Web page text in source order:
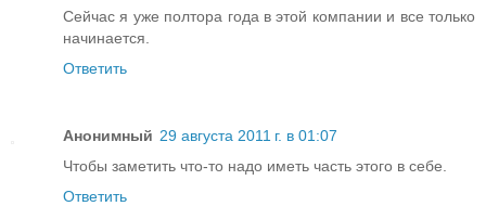
Сейчас я уже полтора года в этой компании и все только
начинается.
Ответить
Анонимный 29 августа 2011 г. в 01:07
Чтобы заметить что-то надо иметь часть этого в себе.
Ответить